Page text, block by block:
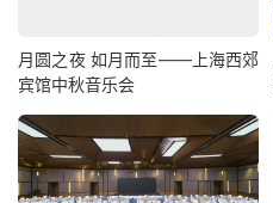
月圆之夜 如月而至——上海西郊
宾馆中秋音乐会